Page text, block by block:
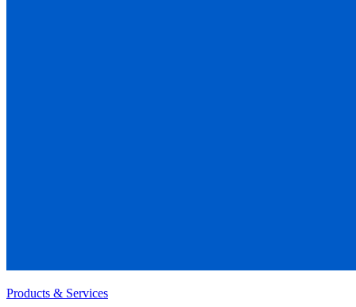
Products & Services